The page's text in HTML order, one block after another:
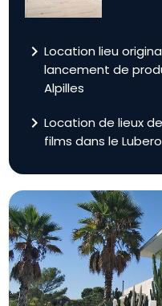
navigate_nextLocation lieu
lancement de
Alpilles
navigate_nextLocation de lieux
films dans le